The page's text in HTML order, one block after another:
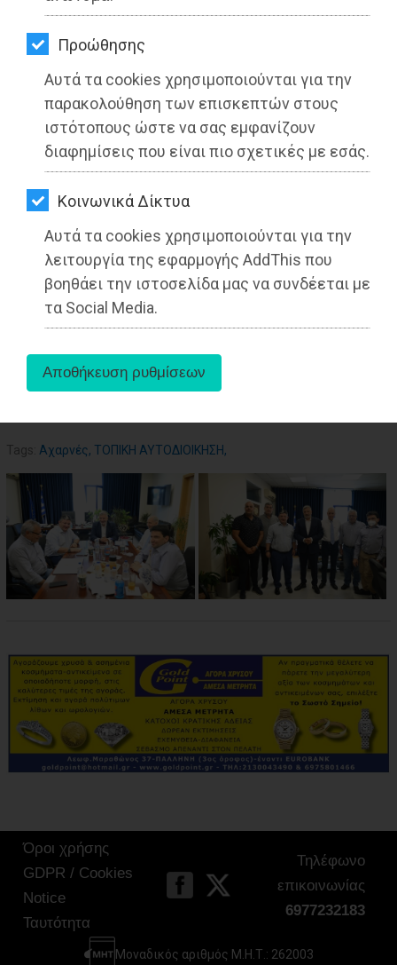
Προώθησης
Αυτά τα cookies χρησιμοποιούνται για την
παρακολούθηση των επισκεπτών στους
ιστότοπους ώστε να σας εμφανίζουν
διαφημίσεις που είναι πιο σχετικές με εσάς.
Kοινωνικά Δίκτυα
Αυτά τα cookies χρησιμοποιούνται για την
λειτουργία της εφαρμογής AddThis που
βοηθάει την ιστοσελίδα μας να συνδέεται με
τα Social Media.
ΚΑΤΟΙΚΙΔΙΟ
ΑΓΓΕΛΙΕΣ
ΕΦΗΜΕΡΙΔΕΣ
OΔΗΓΟΣ
ΑΓΟΡΑΣ
ΨΙΘΥΡΟΙ
ΑΠΟΣΤΟΛΗ
ΑΡΘΡΩΝ
θωράκισης στον Δήμο Αχαρνών
08-07-2022
aboutus
Tags: Αχαρνές, ΤΟΠΙΚΗ ΑΥΤΟΔΙΟΙΚΗΣΗ,
Όροι χρήσης
GDPR / Cookies
Notice
Ταυτότητα
Τηλέφωνο
επικοινωνίας
6977232183
Μοναδικός αριθμός Μ.Η.Τ.: 262003